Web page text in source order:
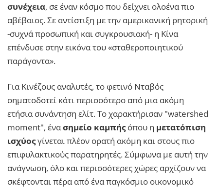
συνέχεια, σε έναν κόσμο που δείχνει ολοένα πιο
αβέβαιος. Σε αντίστιξη με την αμερικανική ρητορική
-συχνά προσωπική και συγκρουσιακή- η Κίνα
επένδυσε στην εικόνα του «σταθεροποιητικού
παράγοντα».
Για Κινέζους αναλυτές, το φετινό Νταβός
σηματοδοτεί κάτι περισσότερο από μια ακόμη
ετήσια συνάντηση ελίτ. Το χαρακτήρισαν "watershed
moment", ένασημείο καμπήςόπου η μετατόπιση
ισχύοςγίνεται πλέον ορατή ακόμη και στους πιο
επιφυλακτικούς παρατηρητές. Σύμφωνα με αυτή την
ανάγνωση, όλο και περισσότερες χώρες αρχίζουν να
σκέφτονται πέρα από ένα παγκόσμιο οικονομικό